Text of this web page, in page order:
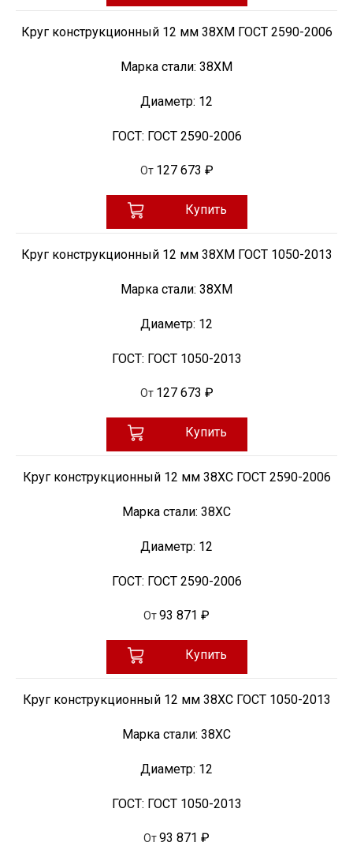
Круг конструкционный 12 мм 38ХМ ГОСТ 2590-2006
Марка стали: 38ХМ
Диаметр: 12
ГОСТ: ГОСТ 2590-2006
От 127 673 ₽
Купить
Круг конструкционный 12 мм 38ХМ ГОСТ 1050-2013
Марка стали: 38ХМ
Диаметр: 12
ГОСТ: ГОСТ 1050-2013
От 127 673 ₽
Купить
Круг конструкционный 12 мм 38ХС ГОСТ 2590-2006
Марка стали: 38ХС
Диаметр: 12
ГОСТ: ГОСТ 2590-2006
От93 871 ₽
Купить
Круг конструкционный 12 мм 38ХС ГОСТ 1050-2013
Марка стали: 38ХС
Диаметр: 12
ГОСТ: ГОСТ 1050-2013
От93 871 ₽